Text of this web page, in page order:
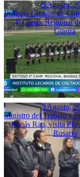
6 Agosto,
Instituto Lecaros de
4º Camp. Regional
Guerra
5 Agosto,
Ministro del Trabajo y
Tomás Rau, visita
Rosario